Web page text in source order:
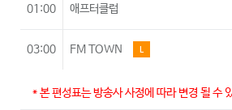
01:00 애프터클럽
03:00 FM TOWN L
* 본 편성표는 방송사 사정에 따라 변경 될 수